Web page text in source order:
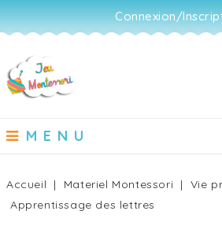
Connexion/
MENU
Accueil Materiel Montessori
Vie
Apprentissage des lettres